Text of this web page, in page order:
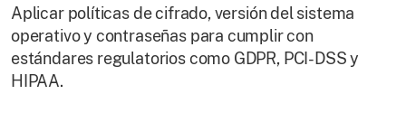
Aplicar políticas de cifrado, versión del sistema
operativo y contraseñas para cumplir con
estándares regulatorios como GDPR, PCI-DSS y
HIPAA.